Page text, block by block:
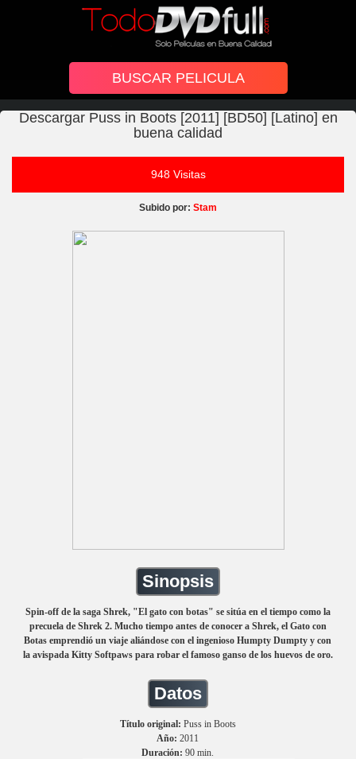
Descargar Puss in Boots [2011] [BD50] [Latino] en
buena calidad
948 Visitas
Subido por: Stam
Sinopsis
Spin-off de la saga Shrek, "El gato con botas" se sitúa en el tiempo como la
precuela de Shrek 2. Mucho tiempo antes de conocer a Shrek, el Gato con
Botas emprendió un viaje aliándose con el ingenioso Humpty Dumpty y con
la avispada Kitty Softpaws para robar el famoso ganso de los huevos de oro.
Datos
Título original: Puss in Boots
Año: 2011
Duración: 90 min.